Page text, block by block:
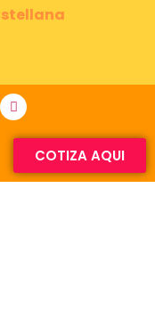
COTIZA AQUI